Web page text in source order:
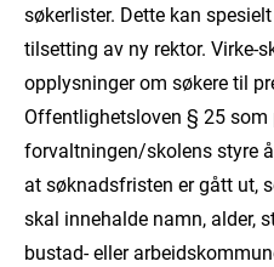
søkerlister. Dette kan
tilsetting av ny rektor. Virke-
opplysninger om søkere til
Offentlighetsloven § 25 som
forvaltningen/skolens styre
at søknadsfristen er gått ut,
skal innehalde namn, alder,
bustad- eller